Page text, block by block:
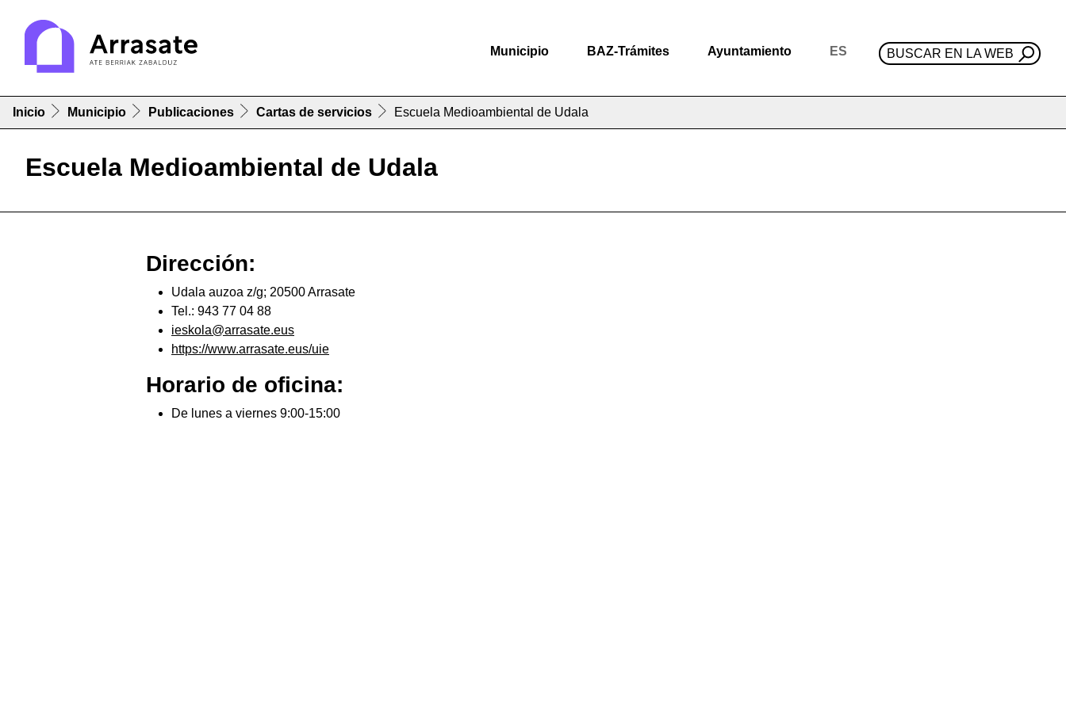
Municipio BAZ-Trámites Ayuntamiento ES BUSCAR EN LA WEB
Inicio Municipio Publicaciones Cartas de servicios Escuela Medioambiental de Udala
Escuela Medioambiental de Udala
Dirección:
Udala auzoa z/g; 20500 Arrasate
Tel.: 943 77 04 88
ieskola@arrasate.eus
https://www.arrasate.eus/uie
Horario de oficina:
De lunes a viernes 9:00-15:00